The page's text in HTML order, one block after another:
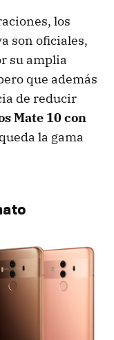
los
son oficiales,
su amplia
que además
de reducir
Mate 10 con
la gama